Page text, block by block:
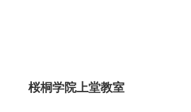
桜桐学院上堂教室